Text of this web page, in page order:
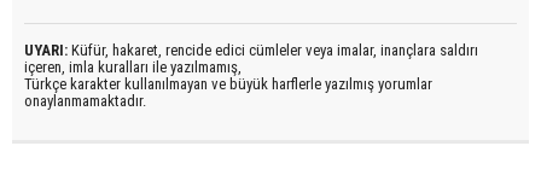
UYARI: Küfür, hakaret, rencide edici cümleler veya imalar, inançlara saldırı
içeren, imla kuralları ile yazılmamış,
Türkçe karakter kullanılmayan ve büyük harflerle yazılmış yorumlar
onaylanmamaktadır.